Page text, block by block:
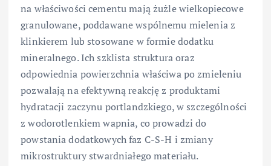
na właściwości cementu mają żużle wielkopiecowe
granulowane, poddawane wspólnemu mielenia z
klinkierem lub stosowane w formie dodatku
mineralnego. Ich szklista struktura oraz
odpowiednia powierzchnia właściwa po zmieleniu
pozwalają na efektywną reakcję z produktami
hydratacji zaczynu portlandzkiego, w szczególności
z wodorotlenkiem wapnia, co prowadzi do
powstania dodatkowych faz C-S-H i zmiany
mikrostruktury stwardniałego materiału.